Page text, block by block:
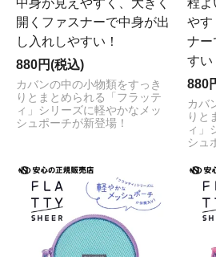
中身が見えやすく、大きく
開くファスナーで中身が出
し入れしやすい！
880円(税込)
カバンの中の小物類をすっき
りとまとめられる「フラッテ
ィ」シリーズに軽やかなメッ
シュポーチが新登場！
程よ
やす
ナー
すい
880
カバ
りと
ィ」
シュ